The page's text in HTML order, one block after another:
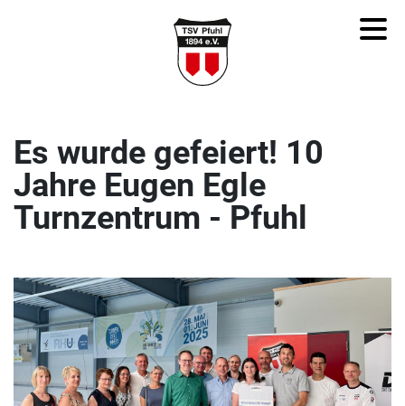
Es wurde gefeiert! 10
Jahre Eugen Egle
Turnzentrum - Pfuhl